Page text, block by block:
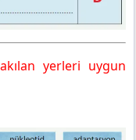
yerleri uygun